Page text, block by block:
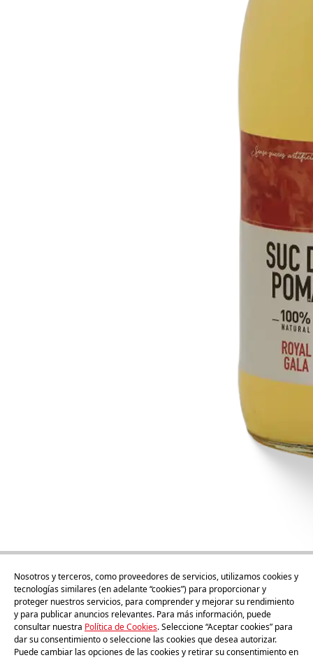
1l
Nosotros y terceros, como proveedores de servicios, utilizamos cookies y
tecnologías similares (en adelante “cookies”) para proporcionar y
proteger nuestros servicios, para comprender y mejorar su rendimiento
y para publicar anuncios relevantes. Para más información, puede
consultar nuestra Política de Cookies. Seleccione “Aceptar cookies” para
dar su consentimiento o seleccione las cookies que desea autorizar.
Puede cambiar las opciones de las cookies y retirar su consentimiento en